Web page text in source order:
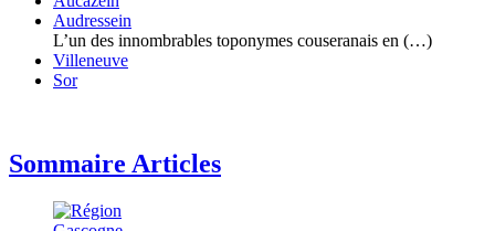
Audressein
L’un des innombrables toponymes couseranais en (…)
Villeneuve
Sor
Sommaire Articles